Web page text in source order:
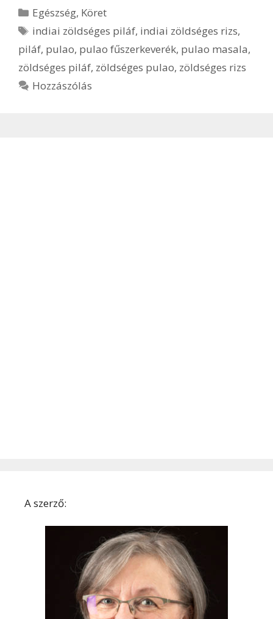
Kategória
Egészség, Köret
Címkék
indiai zöldséges piláf, indiai zöldséges rizs,
piláf, pulao, pulao fűszerkeverék, pulao masala,
zöldséges piláf, zöldséges pulao, zöldséges rizs
Hozzászólás
A szerző: